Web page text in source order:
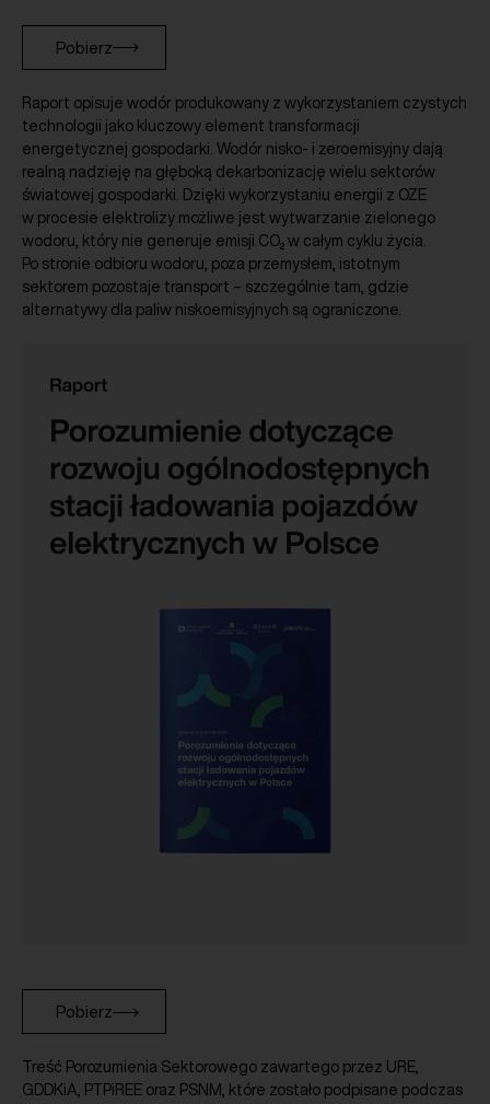
Pobierz
Raport opisuje wodór produkowany z wykorzystaniem czystych
technologii jako kluczowy element transformacji
energetycznej gospodarki. Wodór nisko- i zeroemisyjny dają
realną nadzieję na głęboką dekarbonizację wielu sektorów
światowej gospodarki. Dzięki wykorzystaniu energii z OZE
w procesie elektrolizy możliwe jest wytwarzanie zielonego
wodoru, który nie generuje emisji CO₂ w całym cyklu życia.
Po stronie odbioru wodoru, poza przemysłem, istotnym
sektorem pozostaje transport – szczególnie tam, gdzie
alternatywy dla paliw niskoemisyjnych są ograniczone.
Pobierz
Treść Porozumienia Sektorowego zawartego przez URE,
GDDKiA, PTPiREE oraz PSNM, które zostało podpisane podczas